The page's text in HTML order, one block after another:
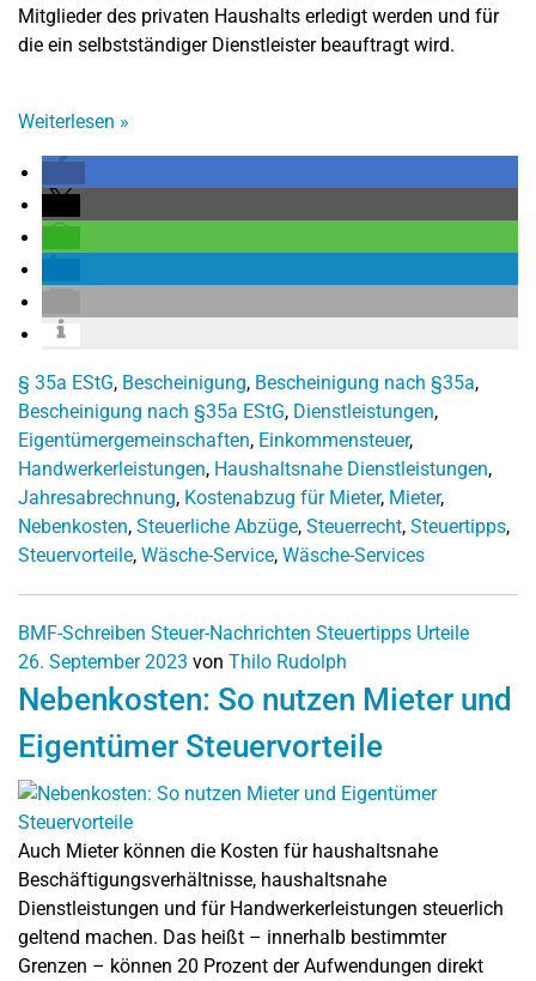
Mitglieder des privaten Haushalts erledigt werden und für
die ein selbstständiger Dienstleister beauftragt wird.
Weiterlesen »
§ 35a EStG, Bescheinigung, Bescheinigung nach §35a,
Bescheinigung nach §35a EStG, Dienstleistungen,
Eigentümergemeinschaften, Einkommensteuer,
Handwerkerleistungen, Haushaltsnahe Dienstleistungen,
Jahresabrechnung, Kostenabzug für Mieter, Mieter,
Nebenkosten, Steuerliche Abzüge, Steuerrecht, Steuertipps,
Steuervorteile, Wäsche-Service, Wäsche-Services
BMF-Schreiben Steuer-Nachrichten Steuertipps Urteile
26. September 2023 von Thilo Rudolph
Nebenkosten: So nutzen Mieter und
Eigentümer Steuervorteile
Auch Mieter können die Kosten für haushaltsnahe
Beschäftigungsverhältnisse, haushaltsnahe
Dienstleistungen und für Handwerkerleistungen steuerlich
geltend machen. Das heißt – innerhalb bestimmter
Grenzen – können 20 Prozent der Aufwendungen direkt